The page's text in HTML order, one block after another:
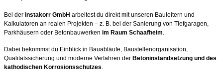
Bei der instakorr GmbH arbeitest du direkt mit unseren Bauleitern und
Kalkulatoren an realen Projekten – z. B. bei der Sanierung von Tiefgaragen,
Parkhäusern oder Betonbauwerken im Raum Schaafheim
Dabei bekommst du Einblick in Bauabläufe, Baustellenorganisation,
Qualitätssicherung und moderne Verfahren der Betoninstandsetzung und des
kathodischen Korrosionsschutzes